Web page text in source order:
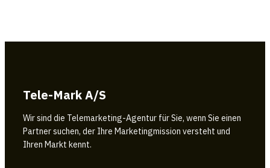
Tele-Mark A/S
Wir sind die Telemarketing-Agentur für Sie, wenn Sie einen
Partner suchen, der Ihre Marketingmission versteht und
Ihren Markt kennt.